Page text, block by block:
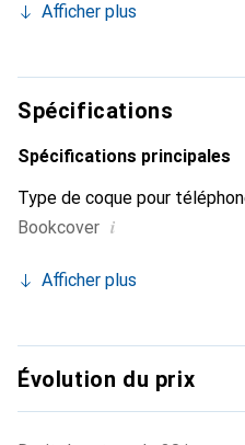
smartphone. La marque
constitue toujours un bon
Afficher plus
Spécifications
Spécifications principales
Type de coque pour
Bookcover i
Afficher plus
Évolution du prix